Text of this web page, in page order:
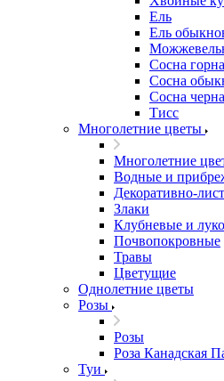
Ель
Ель
Сосна
Сосна
Сосна
Тисс
Многолетние цветы
Многолетние
Водные и
Декоративно-
Злаки
Клубневые и
Почвопокровные
Травы
Цветущие
Однолетние цветы
Розы
Розы
Роза Канадская
Туи